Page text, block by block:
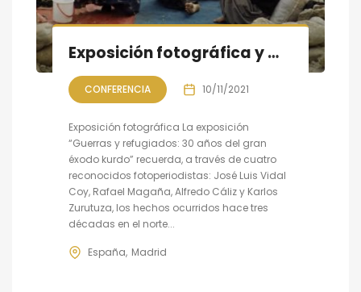
Exposición fotográfica y mesa redonda, gran éxodo kurdo
CONFERENCIA 10/11/2021
Exposición fotográfica La exposición
“Guerras y refugiados: 30 años del gran
éxodo kurdo” recuerda, a través de cuatro
reconocidos fotoperiodistas: José Luis Vidal
Coy, Rafael Magaña, Alfredo Cáliz y Karlos
Zurutuza, los hechos ocurridos hace tres
décadas en el norte...
España Madrid